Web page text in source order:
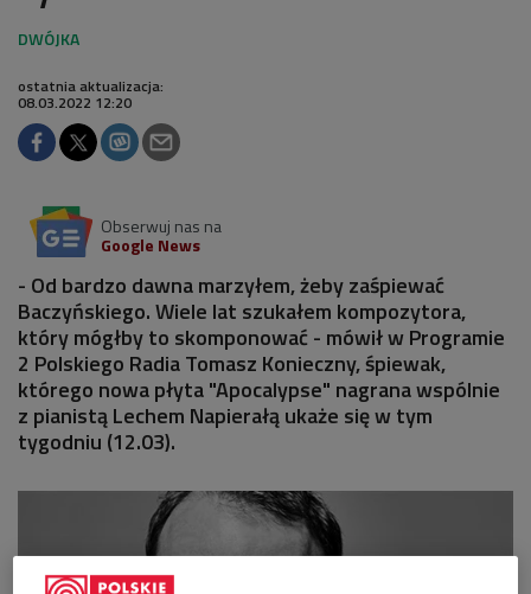
ostatnia aktualizacja:
08.03.2022 12:20
Obserwuj nas na
Google News
- Od bardzo dawna marzyłem, żeby zaśpiewać
Baczyńskiego. Wiele lat szukałem kompozytora,
który mógłby to skomponować - mówił w Programie
2 Polskiego Radia Tomasz Konieczny, śpiewak,
którego nowa płyta "Apocalypse" nagrana wspólnie
z pianistą Lechem Napierałą ukaże się w tym
tygodniu (12.03).